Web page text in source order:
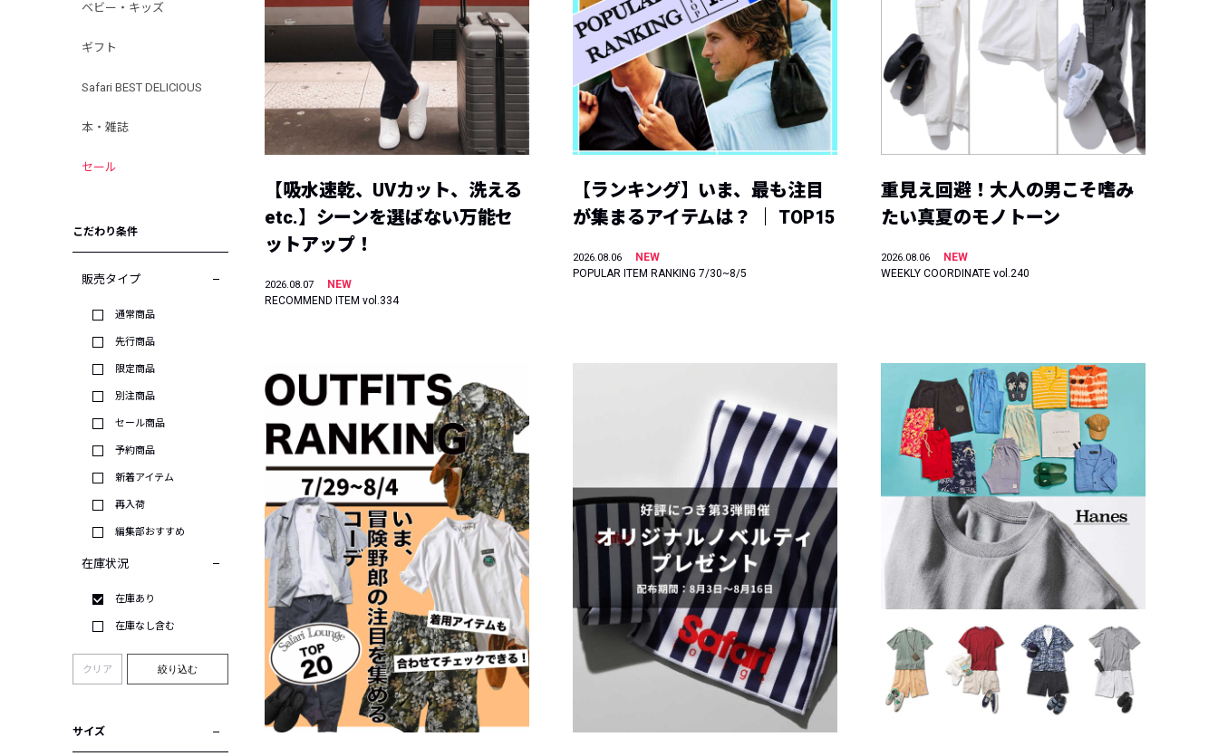
ベビー・キッズ
ギフト
Safari BEST DELICIOUS
本・雑誌
セール
こだわり条件
販売タイプ
通常商品
先行商品
限定商品
別注商品
セール商品
予約商品
新着アイテム
再入荷
編集部おすすめ
在庫状況
在庫あり
在庫なし含む
クリア 絞り込む
サイズ
【吸水速乾、UVカット、洗える
etc.】シーンを選ばない万能セ
ットアップ！
2026.08.07
NEW
RECOMMEND ITEM vol.334
【ランキング】いま、最も注目
が集まるアイテムは？ ｜ TOP15
2026.08.06
NEW
POPULAR ITEM RANKING 7/30~8/5
重見え回避！大人の男こそ嗜み
たい真夏のモノトーン
2026.08.06
NEW
WEEKLY COORDINATE vol.240